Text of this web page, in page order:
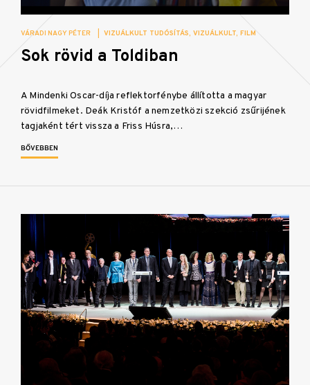
VÁRADI NAGY PÉTER VIZUÁLKULT TUDÓSÍTÁS VIZUÁLKULT FILM
Sok rövid a Toldiban
A Mindenki Oscar-díja reflektorfénybe állította a magyar
rövidfilmeket. Deák Kristóf a nemzetközi szekció zsűrijének
tagjaként tért vissza a Friss Húsra,…
BŐVEBBEN